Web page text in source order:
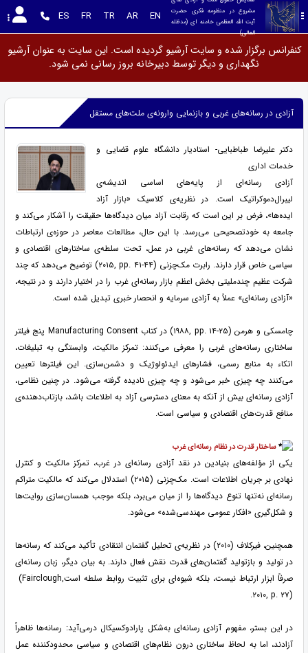
العالی)
EN
AR
TR
FR
ES
کنفرانس برگزار شده و سایت آرشیو گردیده است. این سایت به عنوان آرشیو
نگهداری و دیگر توسط دبیرخانه بروز رسانی نمی شود.
آزادی در رسانه‌های غربی و بازنمایی وارونه‌ی ملت‌های مستقل
دکتر علیرضا طباطبایی- استادیار دانشگاه علوم قضایی و
خدمات اداری
آزادی رسانه‌ای از پایه‌های اساسی اندیشه‌ی
لیبرال‌دموکراتیک است. در نظریه‌ی کلاسیک «بازار آزاد
ایده‌ها»، فرض بر این است که رقابت آزاد میان دیدگاه‌ها حقیقت را آشکار می‌کند و
جامعه به خودتصحیحی می‌رسد. با این حال، مطالعات معاصر در حوزه‌ی ارتباطات
نشان می‌دهد که رسانه‌های غربی در عمل، تحت سلطه‌ی ساختارهای اقتصادی و
سیاسی خاص قرار دارند. رابرت مک‌چزنی (۲۰۱۵, pp. ۴۱-۴۴) توضیح می‌دهد که چند
شرکت عظیم چندملیتی بخش اعظم بازار رسانه‌ای غرب را در اختیار دارند و در نتیجه،
«آزادی رسانه‌ای» عملاً به آزادی سرمایه و انحصار خبری تبدیل شده است.
چامسکی و هرمن(۱۹۸۸, pp. ۱۴-۲۵)در کتاب Manufacturing Consent پنج فیلتر
ساختاری رسانه‌های غربی را معرفی می‌کنند: تمرکز مالکیت، وابستگی به تبلیغات،
اتکاء به منابع رسمی، فشارهای ایدئولوژیک و دشمن‌سازی. این فیلترها تعیین
می‌کنند چه چیزی خبر می‌شود و چه چیزی نادیده گرفته می‌شود. در چنین نظامی،
آزادی رسانه‌ای بیش از آنکه به معنای دسترسی آزاد به اطلاعات باشد، بازتاب‌دهنده‌ی
منافع قدرت‌های اقتصادی و سیاسی است.
ساختار قدرت در نظام رسانه‌ای غرب
یکی از مؤلفه‌های بنیادین در نقد آزادی رسانه‌ای در غرب، تمرکز مالکیت و کنترل
نهادی بر جریان اطلاعات است. مک‌چزنی (۲۰۱۵) استدلال می‌کند که مالکیت متراکم
رسانه‌ای نه‌تنها تنوع دیدگاه‌ها را از میان می‌برد، بلکه موجب همسان‌سازی روایت‌ها
و شکل‌گیری «افکار عمومی مهندسی‌شده» می‌شود.
همچنین، فیرکلاف (۲۰۱۰) در نظریه‌ی تحلیل گفتمان انتقادی تأکید می‌کند که رسانه‌ها
در تولید و بازتولید گفتمان‌های قدرت نقش فعال دارند. به بیان دیگر، زبان رسانه‌ای
صرفاً ابزار ارتباط نیست، بلکه شیوه‌ای برای تثبیت روابط سلطه است(Fairclough,
۲۰۱۰, p. ۲۷).
در این بستر، مفهوم آزادی رسانه‌ای به‌شکل پارادوکسیکال درمی‌آید: رسانه‌ها ظاهراً
آزادند، اما به لحاظ ساختاری درون نظام‌های اقتصادی و سیاسی محدودکننده عمل